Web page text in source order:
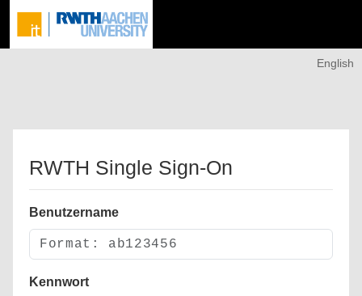
English
RWTH Single Sign-On
Benutzername
Kennwort